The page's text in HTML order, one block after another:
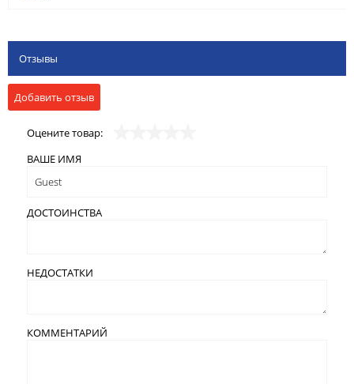
Отзывы
Добавить отзыв
Оцените товар:
ВАШЕ ИМЯ
ДОСТОИНСТВА
НЕДОСТАТКИ
КОММЕНТАРИЙ